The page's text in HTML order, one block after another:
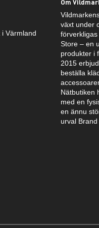
Värmland
Om
växt under
Store – en
produkter i
2015
beställa
Nätbutiken
med en
en ännu
urval